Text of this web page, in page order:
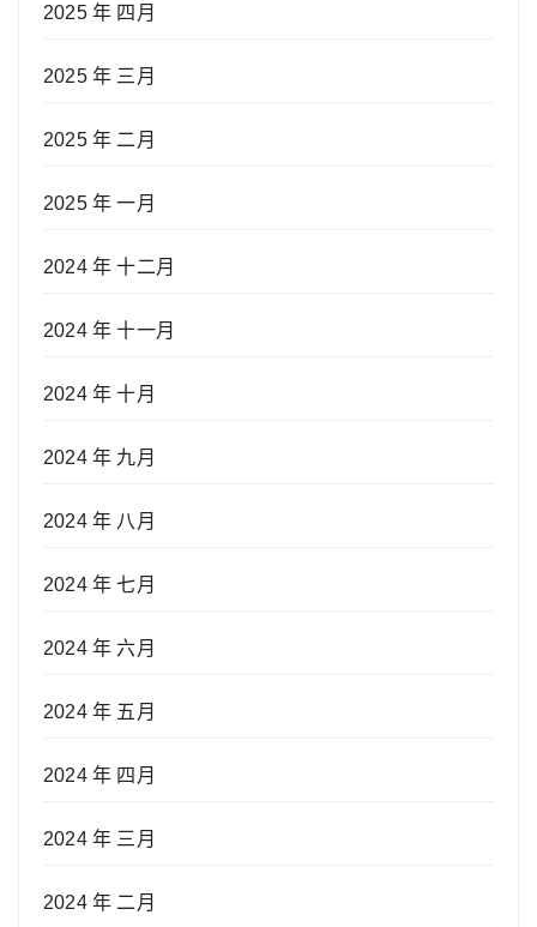
2025 年 四月
2025 年 三月
2025 年 二月
2025 年 一月
2024 年 十二月
2024 年 十一月
2024 年 十月
2024 年 九月
2024 年 八月
2024 年 七月
2024 年 六月
2024 年 五月
2024 年 四月
2024 年 三月
2024 年 二月